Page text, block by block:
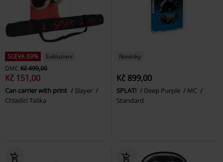
SLEVA 69%
Exkluzivní
DMC Kč 499,00
Kč 151,00
Can carrier with print
Slayer
Chladící Taška
Novinky
Kč 899,00
SPLAT! Deep Purple
MC
Standard